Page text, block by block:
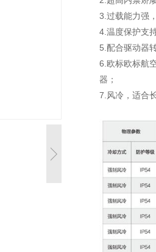
3.过载能力强
4.温度保护支
5.配合驱动器
6.欧标欧标航
器；
7.风冷，适合